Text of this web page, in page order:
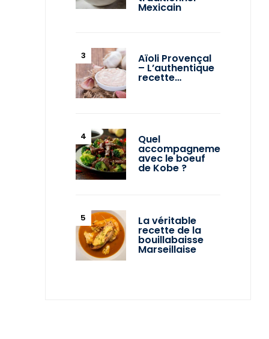
Mexicain
Aïoli Provençal
– L’authentique
recette…
Quel
accompagnement
avec le boeuf
de Kobe ?
La véritable
recette de la
bouillabaisse
Marseillaise